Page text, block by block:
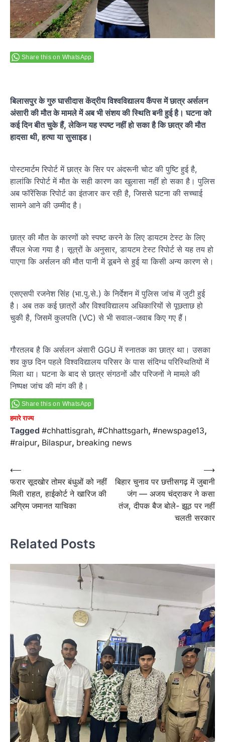
Share this on WhatsApp
बिलासपुर के गुरु घासीदास केंद्रीय विश्वविद्यालय कैंपस में छात्र अर्सलन
अंसारी की मौत के मामले में अब भी संशय की स्थिति बनी हुई है। घटना को
कई दिन बीत चुके हैं, लेकिन यह स्पष्ट नहीं हो सका है कि छात्र की मौत
हादसा थी, हत्या या सुसाइड।
पोस्टमार्टम रिपोर्ट में छात्र के सिर पर अंदरूनी चोट की पुष्टि हुई है,
हालांकि रिपोर्ट में मौत के सही कारण का खुलासा नहीं हो सका है। पुलिस
अब फॉरेंसिक रिपोर्ट का इंतजार कर रही है, जिससे घटना की सच्चाई
सामने आने की उम्मीद है।
छात्र की मौत के कारणों को स्पष्ट करने के लिए डायटम टेस्ट के लिए
सैंपल भेजा गया है। सूत्रों के अनुसार, डायटम टेस्ट रिपोर्ट से यह तय हो
पाएगा कि अर्सलन की मौत पानी में डूबने से हुई या किसी अन्य कारण से।
एसएसपी रजनेश सिंह (भा.पु.से.) के निर्देशन में पुलिस जांच में जुटी हुई
है। अब तक कई छात्रों और विश्वविद्यालय अधिकारियों से पूछताछ हो
चुकी है, जिसमें कुलपति (VC) से भी सवाल-जवाब किए गए हैं।
गौरतलब है कि अर्सलन अंसारी GGU में स्नातक का छात्र था। उसका
शव कुछ दिन पहले विश्वविद्यालय परिसर के पास संदिग्ध परिस्थितियों में
मिला था। घटना के बाद से छात्र संगठनों और परिजनों ने मामले की
निष्पक्ष जांच की मांग की है।
Share this on WhatsApp
हमारे राज्य
Tagged #chhattisgrah, #Chhattsgarh, #newspage13,
#raipur, Bilaspur, breaking news
Post
navigation
⟵
फरार सूदखोर तोमर बंधुओं को नहीं
मिली राहत, हाईकोर्ट ने खारिज की
अग्रिम जमानत याचिका
बिहार चुनाव पर छत्तीसगढ़ में जुबानी
जंग — अजय चंद्राकर ने कसा
तंज, दीपक बैज बोले- झूठ पर नहीं
चलती सरकार
⟶
Related Posts